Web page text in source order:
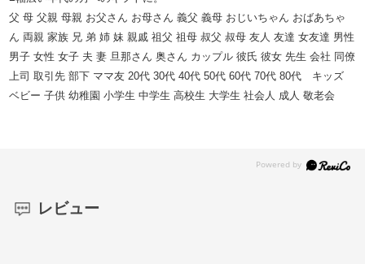
父 母 父親 母親 お父さん お母さん 義父 義母 おじいちゃん おばあちゃ
ん 両親 家族 兄 弟 姉 妹 親戚 祖父 祖母 叔父 叔母 友人 友達 女友達 男性
男子 女性 女子 夫 妻 旦那さん 奥さん カップル 彼氏 彼女 先生 会社 同僚
上司 取引先 部下 ママ友 20代 30代 40代 50代 60代 70代 80代 キッズ
ベビー 子供 幼稚園 小学生 中学生 高校生 大学生 社会人 成人 敬老会
レビュー